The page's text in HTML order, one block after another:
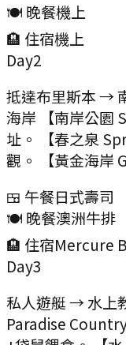
🍽️ 晚餐機上
🏨 住宿機上
Day2
抵達布里斯本 →
海岸 【南岸公園
址。 【春之泉
觀。 【黃金海岸
🍱 午餐日式壽司
🍽️ 晚餐澳洲牛排
🏨 住宿Mercure
Day3
私人遊艇 → 水上
Paradise